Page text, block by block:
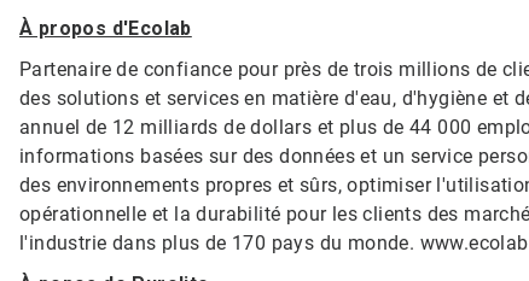
À propos d'Ecolab
Partenaire de confiance pour près de trois millions de
des solutions et services en matière d'eau, d'hygiène
annuel de 12 milliards de dollars et plus de 44 000
informations basées sur des données et un service
des environnements propres et sûrs, optimiser
opérationnelle et la durabilité pour les clients des
l'industrie dans plus de 170 pays du monde.